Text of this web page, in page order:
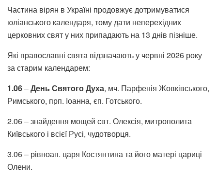
Частина вірян в Україні продовжує дотримуватися
юліанського календаря, тому дати неперехідних
церковних свят у них припадають на 13 днів пізніше.
Які православні свята відзначають у червні 2026 року
за старим календарем:
1.06–День Святого Духа, мч. Парфенія Жовківського,
Римського, прп. Іоанна, єп. Готського.
2.06 – знайдення мощей свт. Олексія, митрополита
Київського і всієї Русі, чудотворця.
3.06 – рівноап. царя Костянтина та його матері цариці
Олени.